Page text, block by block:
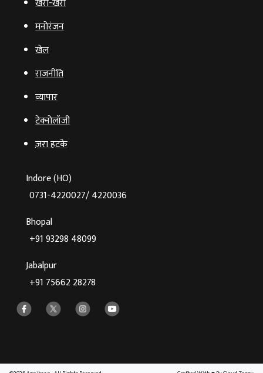
खरी-खरी
मनोरंजन
खेल
राजनीति
व्‍यापार
टेक्‍नोलॉजी
ज़रा हटके
Indore (HO)
0731-4220027/ 4220036
Bhopal
+91 93298 48099
Jabalpur
+91 75662 28278